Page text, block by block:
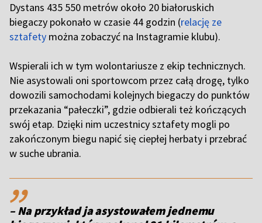
Dystans 435 550 metrów około 20 białoruskich
biegaczy pokonało w czasie 44 godzin (relację ze
sztafety można zobaczyć na Instagramie klubu).
Wspierali ich w tym wolontariusze z ekip technicznych.
Nie asystowali oni sportowcom przez całą drogę, tylko
dowozili samochodami kolejnych biegaczy do punktów
przekazania “pałeczki”, gdzie odbierali też kończących
swój etap. Dzięki nim uczestnicy sztafety mogli po
zakończonym biegu napić się ciepłej herbaty i przebrać
w suche ubrania.
,,
– Na przykład ja asystowałem jednemu